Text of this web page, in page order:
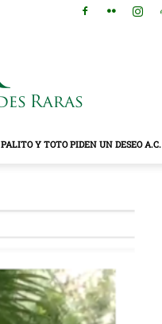
PALITO Y TOTO PIDEN UN DESEO A.C.